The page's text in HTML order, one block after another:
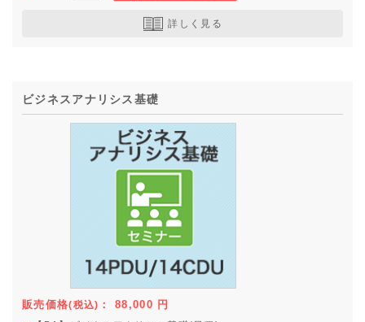
詳しく見る
ビジネスアナリシス基礎
販売価格(税込) ：88,000 円